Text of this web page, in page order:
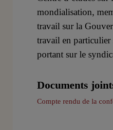
mondialisation,
travail sur la
travail en particulier
portant sur le
Documents
Compte rendu de la